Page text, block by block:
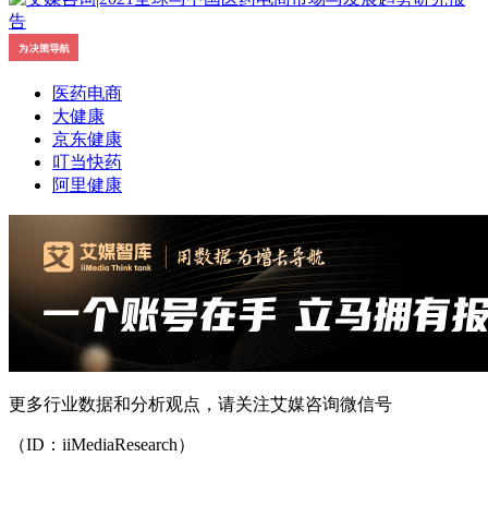
医药电商
大健康
京东健康
叮当快药
阿里健康
更多行业数据和分析观点，请关注艾媒咨询微信号
（ID：iiMediaResearch）